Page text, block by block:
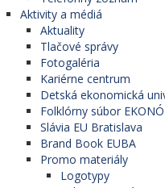
Aktivity a médiá
Aktuality
Tlačové správy
Fotogaléria
Kariérne centrum
Detská ekonomická
Folklórny súbor
Slávia EU Bratislava
Brand Book EUBA
Promo materiály
Logotypy